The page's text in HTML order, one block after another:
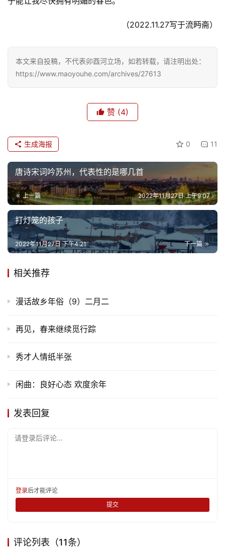
旅
育
题
更
多
（2022.11.27写于流眄斋）
本文来自投稿，不代表卯酉河立场，如若转载，请注明出处：
https://www.maoyouhe.com/archives/27613
赞 (4)
0 11
生成海报
唐诗宋词吟苏州，代表性的是哪几首
上一篇 2022年11月27日 上午9:07
打灯笼的孩子
下一篇
2022年11月27日 下午4:21
相关推荐
漫话故乡年俗（9）二月二
再见，春来继续觅行踪
秀才人情纸半张
闲曲：良好心态 欢度余年
发表回复
请登录后评论...
登录后才能评论
提交
评论列表（11条）